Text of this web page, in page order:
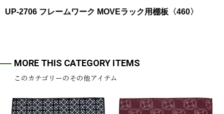
UP-2706 フレームワーク MOVEラック用棚板〈460〉
MORE THIS CATEGORY ITEMS
このカテゴリーのその他アイテム